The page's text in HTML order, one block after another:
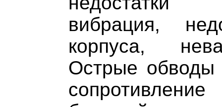
вибрация,
корпуса,
Острые